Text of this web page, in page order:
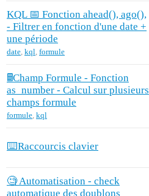
KQL 📅 Fonction ahead(), ago(),
- Filtrer en fonction d'une date +
une période
date, kql, formule
🖩Champ Formule - Fonction
as_number - Calcul sur plusieurs
champs formule
formule, kql
⌨️Raccourcis clavier
🧐 Automatisation - check
automatique des doublons